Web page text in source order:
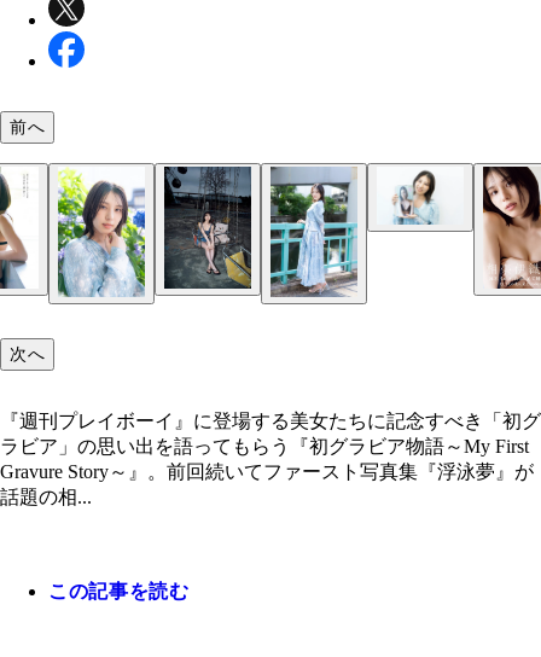
相楽伊織
相楽伊織
前へ
次へ
『週刊プレイボーイ』に登場する美女たちに記念すべき「初グ
ラビア」の思い出を語ってもらう『初グラビア物語～My First
Gravure Story～』。前回続いてファースト写真集『浮泳夢』が
話題の相...
この記事を読む